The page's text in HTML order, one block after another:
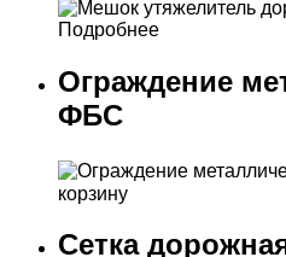
Подробнее
Ограждение
ФБС
корзину
Сетка